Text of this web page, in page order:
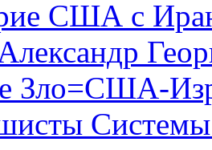
США с
Зло=США-